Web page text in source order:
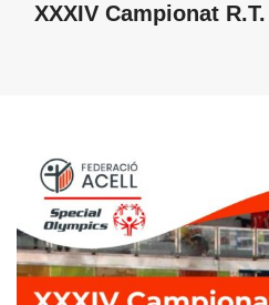
XXXIV Campionat